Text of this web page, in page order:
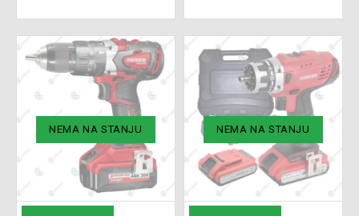
NEMA NA STANJU NEMA NA STANJU